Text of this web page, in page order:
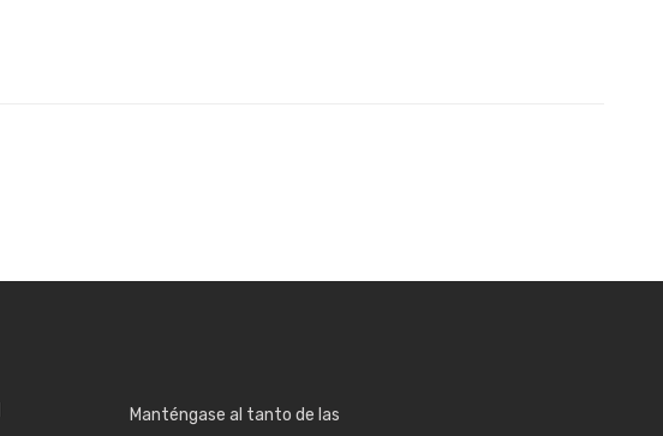
Manténgase al tanto de las